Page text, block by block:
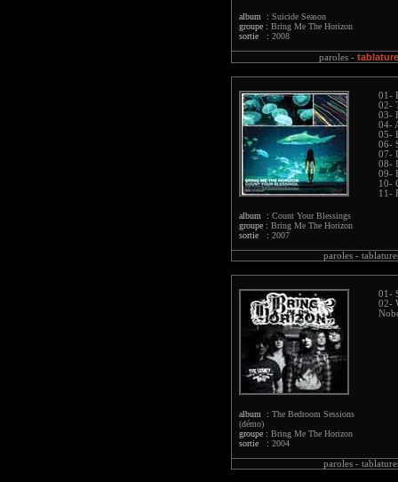
album : Suicide Season
groupe : Bring Me The Horizon
sortie : 2008
paroles -
album : Count Your Blessings
groupe : Bring Me The Horizon
sortie : 2007
01-
02-
03-
04-
05-
06-
07-
08-
09-
10-
11-
paroles -
album : The Bedroom Sessions
(démo)
groupe : Bring Me The Horizon
sortie : 2004
01-
02-
paroles -